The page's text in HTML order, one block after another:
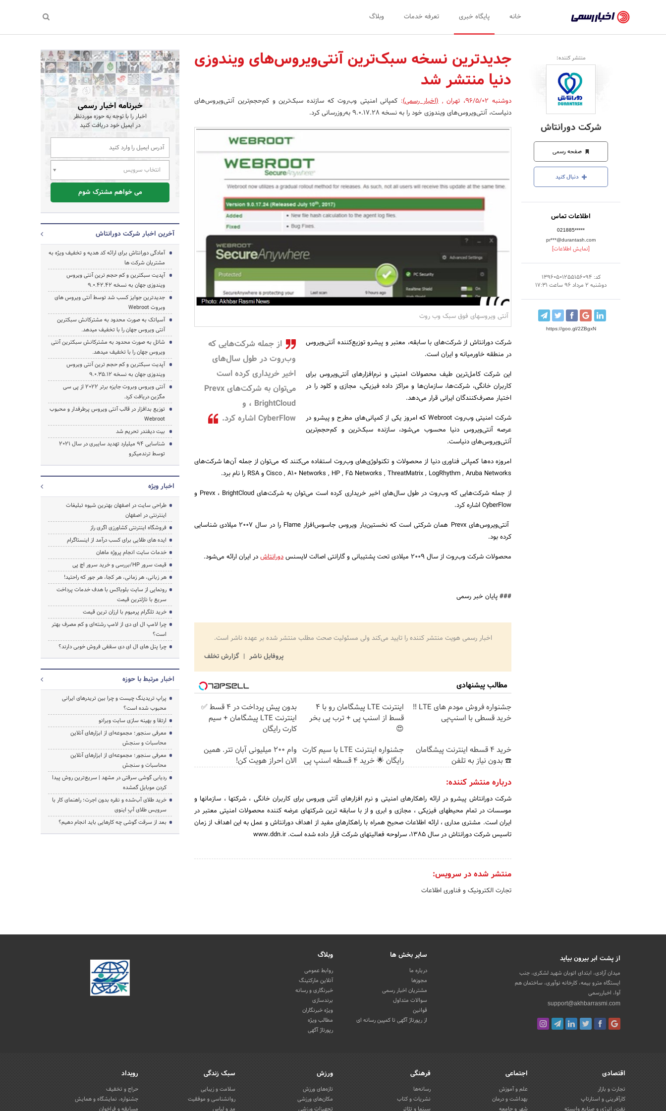
رسمی
-
اخبار
تایید
شده
شرکت‌ها،
سازمان‌ها
و
روابط
عمومی‌ها
خانه پایگاه خبری تعرفه خدمات وبلاگ
منتشر کننده:
شرکت دورانتاش
صفحه رسمی
دنبال کنید
اطلاعات تماس
021885*****
pr***@durantash.com
[نمایش اطلاعات]
کد: 13960501255156094
دوشنبه 2 مرداد 96 ساعت 17:31
https://goo.gl/2ZBgxN
جدیدترین نسخه سبک‌ترین آنتی‌ویروس‌های ویندوزی
دنیا منتشر شد
دوشنبه 96/5/02 ، تهران ,(اخبار رسمی): کمپانی امنیتی وب‌روت که سازنده سبک‌ترین و کم‌حجم‌ترین آنتی‌ویروس‌های
دنیاست، آنتی‌ویروس‌های ویندوزی خود را به نسخه 9.0.17.28 به‌روزرسانی کرد.
آنتی ویروسهای فوق سبک وب روت
از جمله شرکت‌هایی که
وب‌روت در طول سال‌های
اخیر خریداری کرده است
می‌توان به شرکت‌های Prevx
، BrightCloud و
CyberFlow اشاره کرد.
شرکت دورانتاش از شرکت‌های با سابقه، معتبر و پیشرو توزیع‌کننده آنتی‌ویروس
در منطقه خاورمیانه و ایران است.
این شرکت کامل‌ترین طیف محصولات امنیتی و نرم‌افزارهای آنتی‌ویروس برای
کاربران خانگی، شرکت‌ها، سازمان‌ها و مراکز داده فیزیکی، مجازی و کلود را در
اختیار مصرف‌کنندگان ایرانی قرار می‌دهد.
شرکت امنیتی وب‌روت Webroot که امروز یکی از کمپانی‌های مطرح و پیشرو در
عرصه آنتی‌ویروس دنیا محسوب می‌شود، سازنده سبک‌ترین و کم‌حجم‌ترین
آنتی‌ویروس‌های دنیاست.
امروزه ده‌ها کمپانی فناوری دنیا از محصولات و تکنولوژی‌های وب‌روت استفاده می‌کنند که می‌توان از جمله آن‌ها شرکت‌های
Cisco , A10 Networks , HP , F5 Networks , ThreatMatrix , LogRhythm , Aruba Networks و RSA را نام برد.
از جمله شرکت‌هایی که وب‌روت در طول سال‌های اخیر خریداری کرده است می‌توان به شرکت‌های Prevx ، BrightCloud و
CyberFlow اشاره کرد.
آنتی‌ویروس‌های Prevx همان شرکتی است که نخستین‌بار ویروس جاسوس‌افزار Flame را در سال 2007 میلادی شناسایی
کرده بود.
محصولات شرکت وب‌روت از سال 2009 میلادی تحت پشتیبانی و گارانتی اصالت لایسنس
دورانتاشدر ایران ارائه می‌شود.
### پایان خبر رسمی
اخبار رسمی هویت منتشر کننده را تایید می‌کند ولی مسئولیت صحت مطلب منتشر شده بر عهده ناشر است.
پروفایل ناشر
گزارش تخلف
مطالب پیشنهادی
جشنواره فروش مودم های LTE ‼️
خرید قسطی با اسنپ‌پی
اینترنت LTE پیشگامان رو با 4
قسط از اسنپ پی + ترب پی بخر
😍
بدون پیش پرداخت در 4 قسط ✅
اینترنت LTE پیشگامان + سیم
کارت رایگان
خرید 4 قسطه اینترنت پیشگامان
☎️ بدون نیاز به تلفن
جشنواره اینترنت LTE با سیم کارت
رایگان 🌟 خرید 4 قسطه اسنپ پی
وام 200 میلیونی آبان تتر. همین
الان احراز هویت کن!
درباره منتشر کننده:
شرکت دورانتاش پیشرو در ارائه راهکارهای امنیتی و نرم افزارهای آنتی ویروس برای کاربران خانگی ، شرکتها ، سازمانها و
موسسات در تمام محیطهای فیزیکی ، مجازی و ابری و از با سابقه ترین شرکتهای عرضه کننده محصولات امنیتی معتبر در
ایران است. مشتری مداری ، ارائه اطلاعات صحیح همراه با راهکارهای مفید از اهداف دورانتاش و عمل به این اهداف از زمان
تاسیس شرکت دورانتاش در سال 1385، سرلوحه فعالیتهای شرکت قرار داده شده است. www.ddn.ir
منتشر شده در سرویس:
تجارت الکترونیک و فناوری اطلاعات
خبرنامه اخبار رسمی
اخبار را با توجه به حوزه موردنظر
در ایمیل خود دریافت کنید
انتخاب سرویس
می خواهم مشترک شوم
آخرین اخبار شرکت دورانتاش
آمادگی دورانتاش برای ارائه کد هدیه و تخفیف ویژه به
مشتریان شرکت ها
آپدیت سبکترین و کم حجم ترین آنتی ویروس
ویندوزی جهان به نسخه 9.0.42.42
جدیدترین جوایز کسب شد توسط آنتی ویروس های
وبروت Webroot
آسیاتک به صورت محدود به مشترکانش سبکترین
آنتی ویروس جهان را با تخفیف میدهد.
شاتل به صورت محدود به مشترکانش سبکترین آنتی
ویروس جهان را با تخفیف میدهد.
آپدیت سبکترین و کم حجم ترین آنتی ویروس
ویندوزی جهان به نسخه 9.0.35.12
آنتی ویروس وبروت جایزه برتر 2022 از پی سی
مگزین دریافت کرد.
توزیع بدافزار در قالب آنتی ویروس پرطرفدار و محبوب
Webroot
بیت دیفندر تحریم شد
شناسایی 94 میلیارد تهدید سایبری در سال 2021
توسط ترندمیکرو
اخبار ویژه
طراحی سایت در اصفهان بهترین شیوه تبلیغات
اینترنتی در اصفهان
فروشگاه اینترنتی کشاورزی اگری راز
ایده های طلایی برای کسب درآمد از اینستاگرام
خدمات سایت انجام پروژه ماهان
قیمت سرور HP/بررسی و خرید سرور اچ پی
هر زبانی، هر زمانی، هر کجا، هر جور که راحتید!
رونمایی از سایت بلوباکس با هدف خدمات پرداخت
سریع با نازلترین قیمت
خرید تلگرام پرمیوم با ارزان ترین قیمت
چرا لامپ ال ای دی از لامپ رشته‌ای و کم مصرف بهتر
است؟
چرا پنل های ال ای دی سقفی فروش خوبی دارند؟
اخبار مرتبط با حوزه
پراپ تریدینگ چیست و چرا بین تریدرهای ایرانی
محبوب شده است؟
ارتقا و بهینه سازی سایت وبرانو
معرفی سنجور؛ مجموعه‌ای از ابزارهای آنلاین
محاسبات و سنجش
معرفی سنجور؛ مجموعه‌ای از ابزارهای آنلاین
محاسبات و سنجش
ردیابی گوشی سرقتی در مشهد | سریع‌ترین روش پیدا
کردن موبایل گمشده
خرید طلای آب‌شده و نقره بدون اجرت؛ راهنمای کار با
سرویس طلای آپِ اینوی
بعد از سرقت گوشی چه کارهایی باید انجام دهیم؟
از پشت ابر بیرون بیاید
میدان آزادی، ابتدای اتوبان شهید لشکری، جنب
ایستگاه مترو بیمه، کارخانه نوآوری، ساختمان هم
آوا، اخباررسمی
support@akhbarrasmi.com
سایر بخش ها
درباره ما
مجوزها
مشتریان اخبار رسمی
سوالات متداول
قوانین
از رپورتاژ آگهی تا کمپین رسانه ای
وبلاگ
روابط عمومی
آنلاین مارکتینگ
خبرنگاری و رسانه
برندسازی
ویژه خبرنگاران
مطالب ویژه
رپورتاژ آگهی
اقتصادی
تجارت و بازار
کارآفرینی و استارتاپ
نفت، انرژی و صنایع وابسته
اجتماعی
علم و آموزش
بهداشت و درمان
شهر و جامعه
فرهنگی
رسانه‌ها
نشریات و کتاب
سینما و تئاتر
ورزش
تازه‌های ورزش
مکان‌های ورزشی
تجهیزات ورزشی
سبک زندگی
سلامت و زیبایی
روانشناسی و موفقیت
مد و لباس
رویداد
حراج و تخفیف
جشنواره، نمایشگاه و همایش
مسابقه و فراخوان